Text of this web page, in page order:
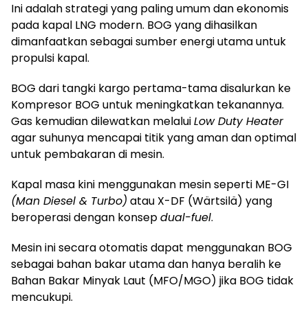
Ini adalah strategi yang paling umum dan ekonomis
pada kapal LNG modern. BOG yang dihasilkan
dimanfaatkan sebagai sumber energi utama untuk
propulsi kapal.
BOG dari tangki kargo pertama-tama disalurkan ke
Kompresor BOG untuk meningkatkan tekanannya.
Gas kemudian dilewatkan melaluiLow Duty Heater
agar suhunya mencapai titik yang aman dan optimal
untuk pembakaran di mesin.
Kapal masa kini menggunakan mesin seperti ME-GI
(Man Diesel & Turbo) atau X-DF (Wärtsilä) yang
beroperasi dengan konsepdual-fuel.
Mesin ini secara otomatis dapat menggunakan BOG
sebagai bahan bakar utama dan hanya beralih ke
Bahan Bakar Minyak Laut (MFO/MGO) jika BOG tidak
mencukupi.